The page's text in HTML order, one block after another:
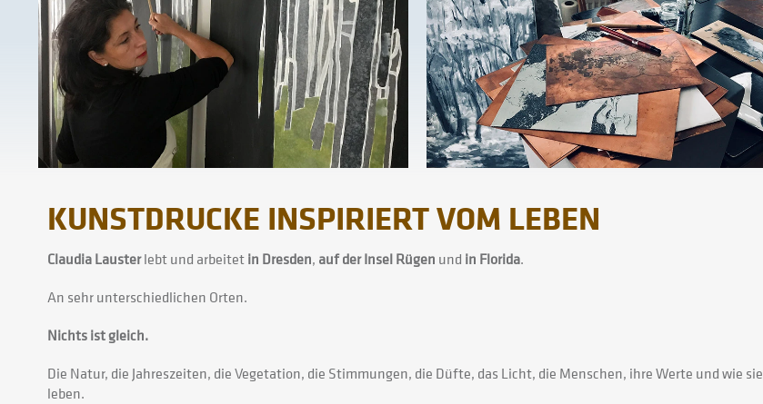
KUNSTDRUCKE INSPIRIERT VOM LEBEN
Claudia Lausterlebt und arbeitetin Dresden, auf der Insel Rügen und in Florida.
An sehr unterschiedlichen Orten.
Nichts ist gleich.
Die Natur, die Jahreszeiten, die Vegetation, die Stimmungen, die Düfte, das Licht, die Menschen, ihre Werte und wie sie
leben.